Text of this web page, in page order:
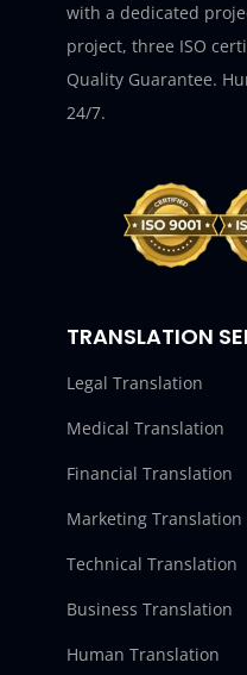
with a dedicated
project, three ISO
Quality Guarantee.
24/7.
TRANSLATION
Legal Translation
Medical Translation
Financial Translation
Marketing Translation
Technical Translation
Business Translation
Human Translation